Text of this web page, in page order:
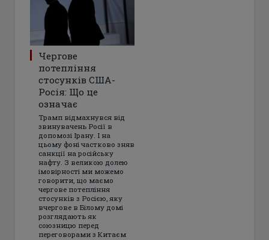
Чергове
потепління
стосунків США-
Росія: Що це
означає
Трамп відмахнувся від
звинувачень Росії в
допомозі Ірану. І на
цьому фоні частково зняв
санкції на російську
нафту. З великою долею
імовірності ми можемо
говорити, що маємо
чергове потепління
стосунків з Росією, яку
вчергове в Білому домі
розглядають як
союзницю перед
переговорами з Китаєм